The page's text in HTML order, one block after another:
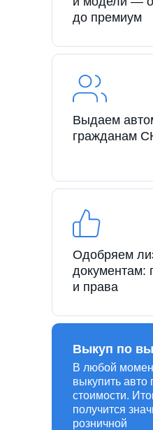
до премиум
Выдаем
гражданам
Одобряем
документам:
и права
В любой
выкупить авто
стоимости.
получится
розничной
Выкуп по